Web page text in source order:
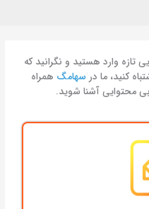
تازه وارد هستید و نگرانید که
کنید، ما در سهامگ همراه
محتوایی آشنا شوید.